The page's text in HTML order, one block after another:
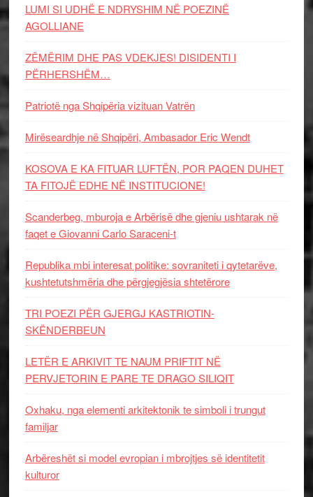
LUMI SI UDHË E NDRYSHIM NË POEZINË
AGOLLIANE
ZËMËRIM DHE PAS VDEKJES! DISIDENTI I
PËRHERSHËM…
Patriotë nga Shqipëria vizituan Vatrën
Mirëseardhje në Shqipëri, Ambasador Eric Wendt
KOSOVA E KA FITUAR LUFTËN, POR PAQEN DUHET
TA FITOJË EDHE NË INSTITUCIONE!
Scanderbeg, mburoja e Arbërisë dhe gjeniu ushtarak në
faqet e Giovanni Carlo Saraceni-t
Republika mbi interesat politike: sovraniteti i qytetarëve,
kushtetutshmëria dhe përgjegjësia shtetërore
TRI POEZI PËR GJERGJ KASTRIOTIN-
SKËNDERBEUN
LETËR E ARKIVIT TE NAUM PRIFTIT NË
PERVJETORIN E PARE TE DRAGO SILIQIT
Oxhaku, nga elementi arkitektonik te simboli i trungut
familjar
Arbëreshët si model evropian i mbrojtjes së identitetit
kulturor